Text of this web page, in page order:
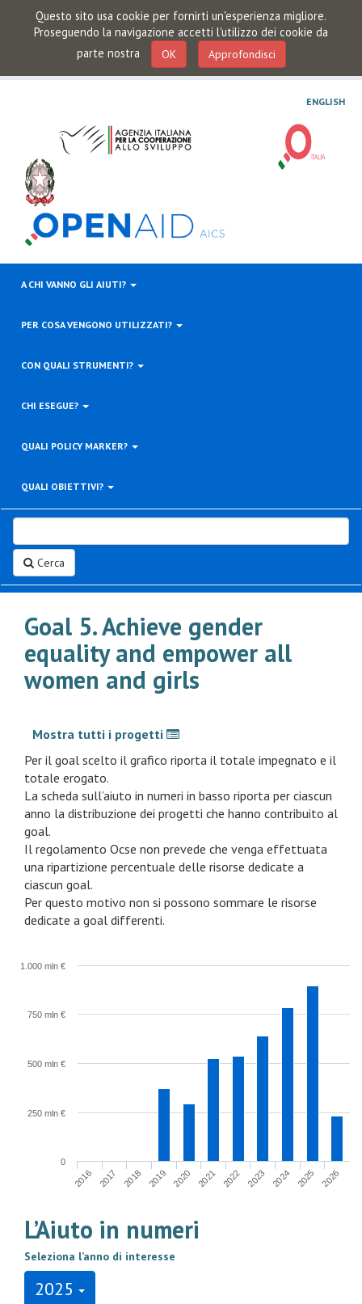
Questo sito usa cookie per fornirti un'esperienza migliore.
Proseguendo la navigazione accetti l'utilizzo dei cookie da
parte nostra
OK Approfondisci
ENGLISH
A CHI VANNO GLI AIUTI?
PER COSA VENGONO UTILIZZATI?
CON QUALI STRUMENTI?
CHI ESEGUE?
QUALI POLICY MARKER?
QUALI OBIETTIVI?
Cerca
Goal 5. Achieve gender
equality and empower all
women and girls
Mostra tutti i progetti
Per il goal scelto il grafico riporta il totale impegnato e il
totale erogato.
La scheda sull’aiuto in numeri in basso riporta per ciascun
anno la distribuzione dei progetti che hanno contribuito al
goal.
Il regolamento Ocse non prevede che venga effettuata
una ripartizione percentuale delle risorse dedicate a
ciascun goal.
Per questo motivo non si possono sommare le risorse
dedicate a goal differenti.
2016 2017 2018 2019 2020 2021 2022 2023 2024 2025 2026
0
250 mln €
500 mln €
750 mln €
1.000 mln €
L’Aiuto in numeri
Seleziona l’anno di interesse
2025